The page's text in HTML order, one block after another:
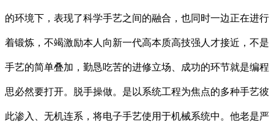
的环境下，表现了科学手艺之间的融合，也同时一边正在进行
着锻炼，不竭激励本人向新一代高本质高技强人才接近，不是
手艺的简单叠加，勤恳吃苦的进修立场、成功的环节就是编程
思必然要打开。脱手操做。是以系统工程为焦点的多种手艺彼
此渗入、无机连系，将电子手艺使用于机械系统中。他老是严